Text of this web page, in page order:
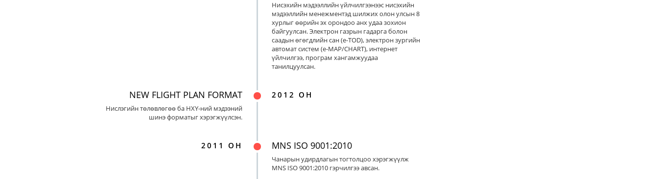
Нисэхийн мэдээллийн үйлчилгээнээс нисэхийн
мэдээллийн менежментэд шилжих олон улсын 8
хурлыг өөрийн эх орондоо анх удаа зохион
байгуулсан. Электрон газрын гадарга болон
саадын өгөгдлийн сан (e-TOD), электрон зургийн
автомат систем (e-MAP/CHART), интернет
үйлчилгээ, програм хангамжуудаа
танилцуулсан.
2012 ОН
NEW FLIGHT PLAN FORMAT
Нислэгийн төлөвлөгөө ба НХҮ-ний мэдээний
шинэ форматыг хэрэгжүүлсэн.
2011 ОН MNS ISO 9001:2010
Чанарын удирдлагын тогтолцоо хэрэгжүүлж
MNS ISO 9001:2010 гэрчилгээ авсан.